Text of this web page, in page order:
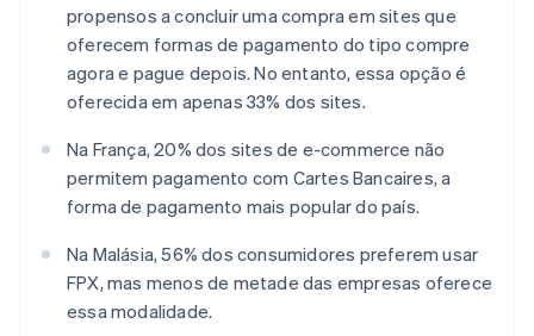
propensos a concluir uma compra em sites que
oferecem formas de pagamento do tipo compre
agora e pague depois. No entanto, essa opção é
oferecida em apenas 33% dos sites.
Na França, 20% dos sites de e-commerce não
permitem pagamento com Cartes Bancaires, a
forma de pagamento mais popular do país.
Na Malásia, 56% dos consumidores preferem usar
FPX, mas menos de metade das empresas oferece
essa modalidade.
Emirados Árabes Unidos
English
Eslováquia
English
EnglishItaliano
Espanha
EspañolEnglish
Estados Unidos
Estônia
English
Finlândia